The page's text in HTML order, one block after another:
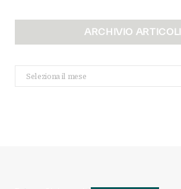
ARCHIVIO ARTICOLI
Archivio
Articoli